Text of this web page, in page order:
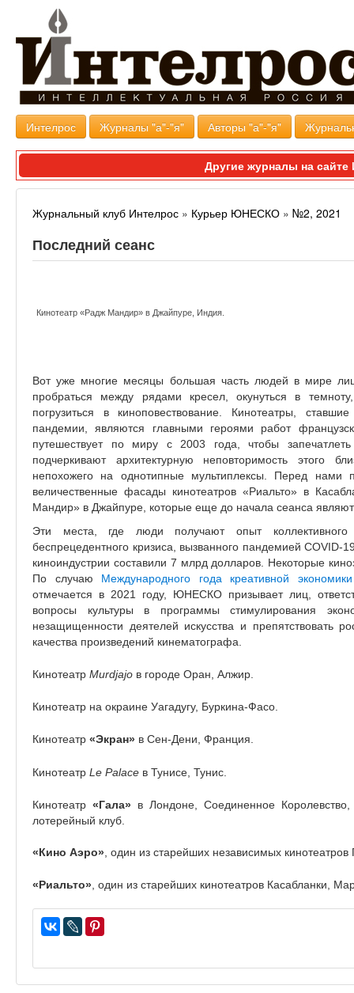
Интелрос Журналы "а"-"я" Авторы "а"-"я"
Другие журналы на
Журнальный клуб Интелрос » Курьер ЮНЕСКО » №2, 2021
Последний сеанс
cou_02_21_zoom_website_01.jpg
Кинотеатр «Радж Мандир» в Джайпуре, Индия.
Вот уже многие месяцы большая часть людей в мире
пробраться между рядами кресел, окунуться в
погрузиться в киноповествование. Кинотеатры,
пандемии, являются главными героями работ
путешествует по миру с 2003 года, чтобы
подчеркивают архитектурную неповторимость этого
непохожего на однотипные мультиплексы. Перед нами
величественные фасады кинотеатров «Риальто» в
Мандир» в Джайпуре, которые еще до начала сеанса
Эти места, где люди получают опыт коллективного
беспрецедентного кризиса, вызванного пандемией COVID-
киноиндустрии составили 7 млрд долларов. Некоторые
По случаю Международного года креативной
отмечается в 2021 году, ЮНЕСКО призывает лиц,
вопросы культуры в программы стимулирования
незащищенности деятелей искусства и препятствовать
качества произведений кинематографа.
Кинотеатр Murdjajo в городе Оран, Алжир.
Кинотеатр на окраине Уагадугу, Буркина-Фасо.
Кинотеатр «Экран» в Сен-Дени, Франция.
Кинотеатр Le Palace в Тунисе, Тунис.
Кинотеатр «Гала»в Лондоне, Соединенное Королевство,
лотерейный клуб.
«Кино Аэро» , один из старейших независимых
«Риальто» , один из старейших кинотеатров Касабланки,